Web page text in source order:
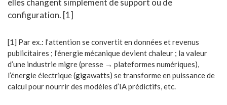
elles changent simplement de support ou de
configuration. [1]
[1] Par ex.: l’attention se convertit en données et revenus
publicitaires ; l’énergie mécanique devient chaleur ; la valeur
d’une industrie migre (presse → plateformes numériques),
l’énergie électrique (gigawatts) se transforme en puissance de
calcul pour nourrir des modèles d’IA prédictifs, etc.